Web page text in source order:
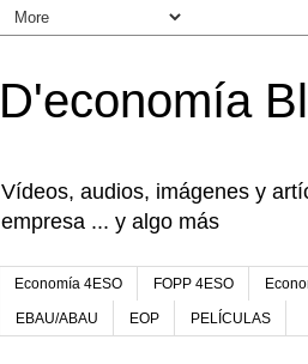
D'economía
Vídeos, audios, imágenes y
empresa ... y algo más
Economía 4ESO FOPP 4ESO
EBAU/ABAU EOP PELÍCULAS